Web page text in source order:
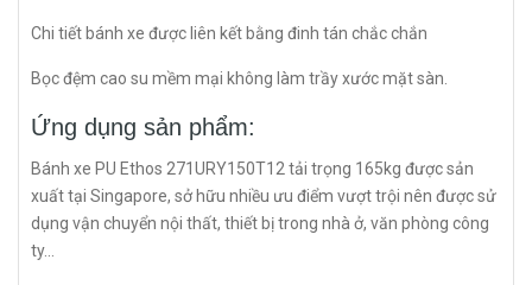
Chi tiết bánh xe được liên kết bằng đinh tán chắc chắn
Bọc đệm cao su mềm mại không làm trầy xước mặt sàn.
Ứng dụng sản phẩm:
Bánh xe PU Ethos 271URY150T12 tải trọng 165kg được sản
xuất tại Singapore, sở hữu nhiều ưu điểm vượt trội nên được sử
dụng vận chuyển nội thất, thiết bị trong nhà ở, văn phòng công
ty...